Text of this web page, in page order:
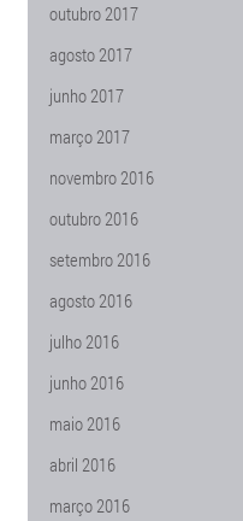
outubro 2017
agosto 2017
junho 2017
março 2017
novembro 2016
outubro 2016
setembro 2016
agosto 2016
julho 2016
junho 2016
maio 2016
abril 2016
março 2016